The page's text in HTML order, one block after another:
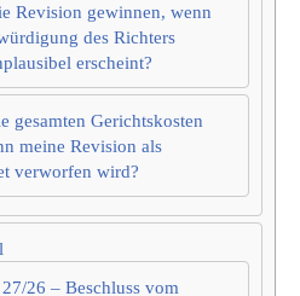
Revision gewinnen, wenn
des Richters
erscheint?
gesamten Gerichtskosten
meine Revision als
verworfen wird?
26 – Beschluss vom